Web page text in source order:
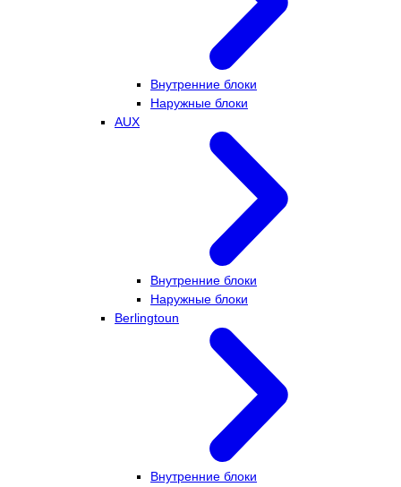
Внутренние блоки
Наружные блоки
AUX
Внутренние блоки
Наружные блоки
Berlingtoun
Внутренние блоки